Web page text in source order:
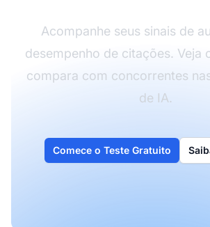
Acompanhe seus sinais de
desempenho de citações. Veja
compara com concorrentes
de IA.
Comece o Teste Gratuito